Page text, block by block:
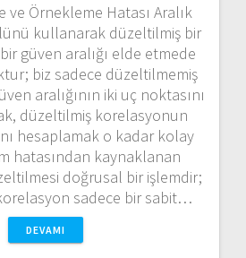
ve Örnekleme Hatası Aralık
kullanarak düzeltilmiş bir
güven aralığı elde etmede
biz sadece düzeltilmemiş
aralığının iki uç noktasını
düzeltilmiş korelasyonun
hesaplamak o kadar kolay
hatasından kaynaklanan
doğrusal bir işlemdir;
sadece bir sabit…
DEVAMI